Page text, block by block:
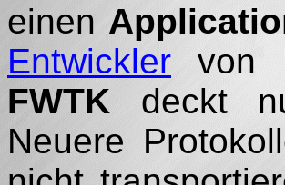
einen
Entwickler von
FWTK deckt
Neuere